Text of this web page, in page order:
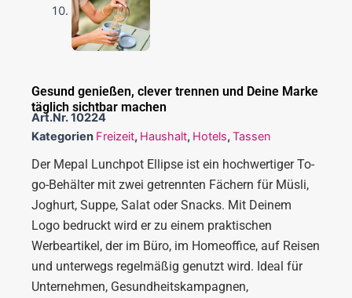
Gesund genießen, clever trennen und Deine Marke
täglich sichtbar machen
Art.Nr.10224
Kategorien Freizeit, Haushalt, Hotels, Tassen
Der Mepal Lunchpot Ellipse ist ein hochwertiger To-
go-Behälter mit zwei getrennten Fächern für Müsli,
Joghurt, Suppe, Salat oder Snacks. Mit Deinem
Logo bedruckt wird er zu einem praktischen
Werbeartikel, der im Büro, im Homeoffice, auf Reisen
und unterwegs regelmäßig genutzt wird. Ideal für
Unternehmen, Gesundheitskampagnen,